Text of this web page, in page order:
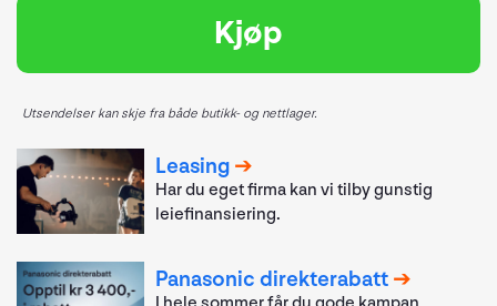
Kjøp
Utsendelser kan skje fra både butikk- og nettlager.
Leasing
Har du eget firma kan vi tilby gunstig
leiefinansiering.
Panasonic direkterabatt